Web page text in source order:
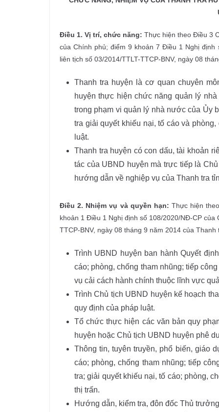
Điều 1. Vị trí, chức năng: Thực hiện theo Điều 3
của Chính phủ; điểm 9 khoản 7 Điều 1 Nghị
liên tịch số 03/2014/TTLT-TTCP-BNV, ngày 08
Thanh tra huyện là cơ quan chuyên
huyện thực hiện chức năng quản lý
trong phạm vi quản lý nhà nước của Ủy
tra giải quyết khiếu nại, tố cáo và
luật.
Thanh tra huyện có con dấu, tài khoản
tác của UBND huyện mà trực tiếp là
hướng dẫn về nghiệp vụ của Thanh tra
Điều 2. Nhiệm vụ và quyền hạn:Thực hiện
khoản 1 Điều 1 Nghị định số 108/2020/NĐ-CP
TTCP-BNV, ngày 08 tháng 9 năm 2014 của
Trình UBND huyện ban hành Quyết
cáo; phòng, chống tham nhũng; tiếp
vụ cải cách hành chính thuộc lĩnh vực
Trình Chủ tịch UBND huyện kế hoạch
quy định của pháp luật.
Tổ chức thực hiện các văn bản quy
huyện hoặc Chủ tịch UBND huyện phê
Thông tin, tuyên truyền, phổ biến, giáo
cáo; phòng, chống tham nhũng; tiếp
tra; giải quyết khiếu nại, tố cáo; phòng,
thị trấn.
Hướng dẫn, kiểm tra, đôn đốc Thủ